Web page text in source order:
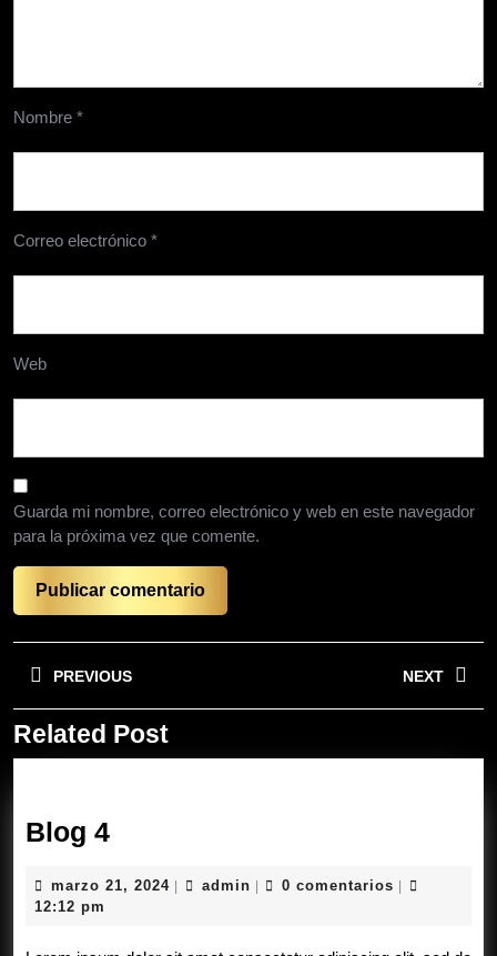
Nombre *
Correo electrónico *
Web
Guarda mi nombre, correo electrónico y web en este navegador
para la próxima vez que comente.
Navegación
de
entradas
PREVIOUS
Entrada
anterior:
NEXT
entrada:
Related Post
Blog 4Blog
marzo 21, 2024marzo
| adminadmin
| 0 comentarios |
12:12 pm